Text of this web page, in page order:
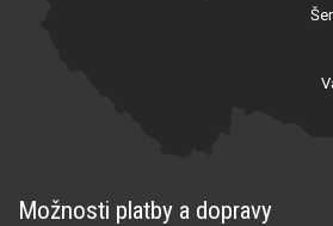
Možnosti platby a dopravy